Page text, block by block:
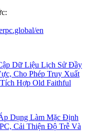
en
Dữ Liệu Lịch Sử Đầy
Cho Phép Truy Xuất
Hợp Old Faithful
Dụng Làm Mặc Định
Cải Thiện Độ Trễ Và